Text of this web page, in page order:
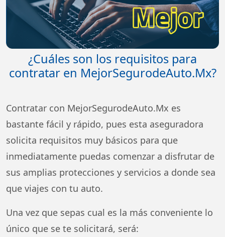
¿Cuáles son los requisitos para
contratar en MejorSegurodeAuto.Mx?
Contratar con MejorSegurodeAuto.Mx es
bastante fácil y rápido, pues esta aseguradora
solicita requisitos muy básicos para que
inmediatamente puedas comenzar a disfrutar de
sus amplias protecciones y servicios a donde sea
que viajes con tu auto.
Una vez que sepas cual es la más conveniente lo
único que se te solicitará, será: